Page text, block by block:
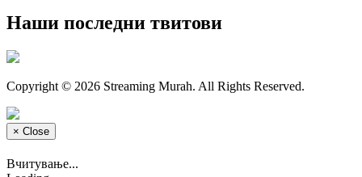
Наши последни твитови
Copyright © 2026 Streaming Murah. All Rights Reserved.
× Close
Вчитување...